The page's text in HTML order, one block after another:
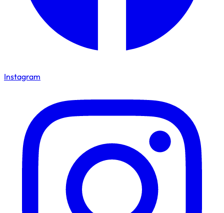
Instagram